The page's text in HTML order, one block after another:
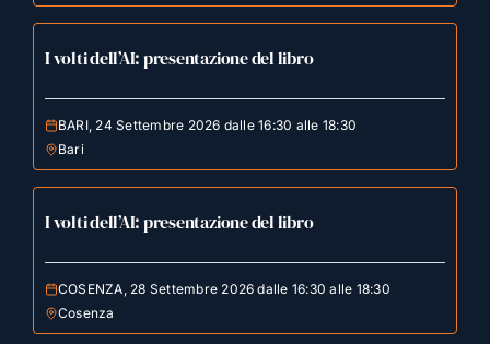
I volti dell’AI: presentazione del libro
BARI, 24 Settembre 2026 dalle 16:30 alle 18:30
Bari
I volti dell’AI: presentazione del libro
COSENZA, 28 Settembre 2026 dalle 16:30 alle 18:30
Cosenza